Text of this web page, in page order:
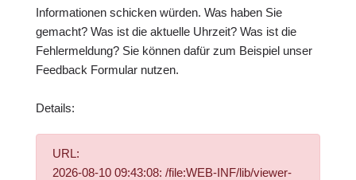
Informationen schicken würden. Was haben Sie
gemacht? Was ist die aktuelle Uhrzeit? Was ist die
Fehlermeldung? Sie können dafür zum Beispiel unser
Feedback Formularnutzen.
Details:
URL:
2026-08-10 09:43:08: /file:WEB-INF/lib/viewer-